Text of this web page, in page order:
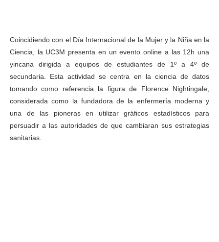
Coincidiendo con el Día Internacional de la Mujer y la Niña en la
Ciencia, la UC3M presenta en un evento online a las 12h una
yincana dirigida a equipos de estudiantes de 1º a 4º de
secundaria. Esta actividad se centra en la ciencia de datos
tomando como referencia la figura de Florence Nightingale,
considerada como la fundadora de la enfermería moderna y
una de las pioneras en utilizar gráficos estadísticos para
persuadir a las autoridades de que cambiaran sus estrategias
sanitarias.